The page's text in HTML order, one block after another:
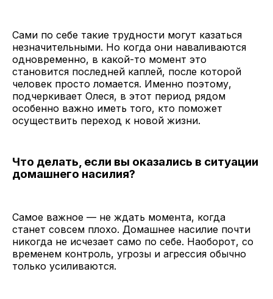
Сами по себе такие трудности могут казаться
незначительными. Но когда они наваливаются
одновременно, в какой-то момент это
становится последней каплей, после которой
человек просто ломается. Именно поэтому,
подчеркивает Олеся, в этот период рядом
особенно важно иметь того, кто поможет
осуществить переход к новой жизни.
Что делать, если вы оказались в ситуации
домашнего насилия?
Самое важное — не ждать момента, когда
станет совсем плохо. Домашнее насилие почти
никогда не исчезает само по себе. Наоборот, со
временем контроль, угрозы и агрессия обычно
только усиливаются.